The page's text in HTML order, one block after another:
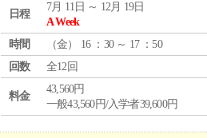
日程
7月 11日 ～ 12月 19日
A Week
時間
（金） 16 ：30 ～ 17 ：50
回数
全12回
料金
43,560円
一般43,560円/入学者39,600円